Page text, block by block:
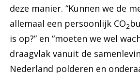
deze manier. “Kunnen we de
allemaal een persoonlijk CO2
is op?” en “moeten we wel
draagvlak vanuit de
Nederland polderen en